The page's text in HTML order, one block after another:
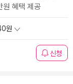
원 혜택 제공
원
신청